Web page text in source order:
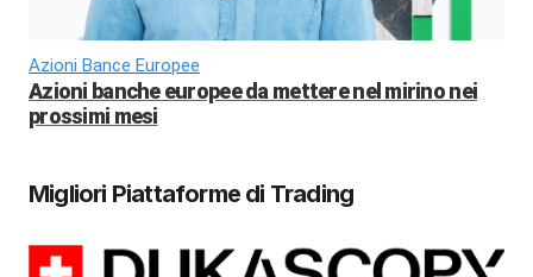
Azioni Bance Europee
Azioni banche europee da mettere nel mirino nei
prossimi mesi
Migliori Piattaforme di Trading